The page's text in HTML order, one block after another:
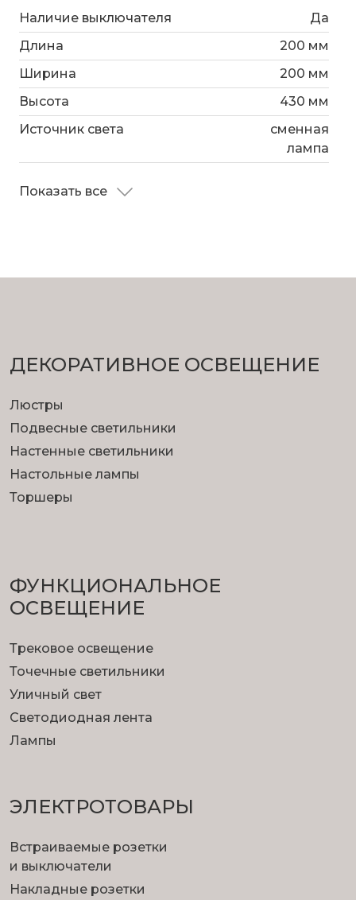
Наличие выключателя
Да
Длина
200 мм
Ширина
200 мм
Высота
430 мм
Источник света
сменная
лампа
Показать все
ДЕКОРАТИВНОЕ ОСВЕЩЕНИЕ
Люстры
Подвесные светильники
Настенные светильники
Настольные лампы
Торшеры
ФУНКЦИОНА­ЛЬНОЕ
ОСВЕЩЕНИЕ
Трековое освещение
Точечные светильники
Уличный свет
Светодиодная лента
Лампы
ЭЛЕКТРОТОВАРЫ
Встраиваемые розетки
и выключатели
Накладные розетки